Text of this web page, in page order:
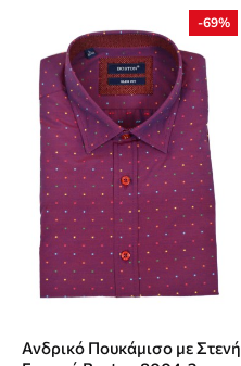
-69%
Ανδρικό Πουκάμισο με Στενή